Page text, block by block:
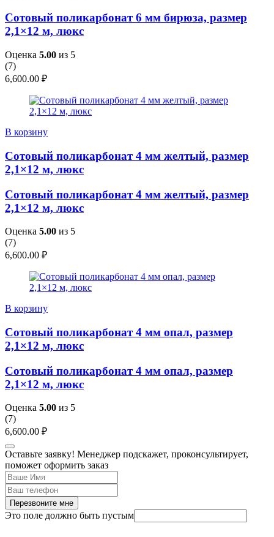
Сотовый поликарбонат 6 мм бирюза, размер
2,1×12 м, люкс
Оценка 5.00 из 5
(7)
6,600.00 ₽
В корзину
Сотовый поликарбонат 4 мм желтый, размер
2,1×12 м, люкс
Сотовый поликарбонат 4 мм желтый, размер
2,1×12 м, люкс
Оценка 5.00 из 5
(7)
6,600.00 ₽
В корзину
Сотовый поликарбонат 4 мм опал, размер
2,1×12 м, люкс
Сотовый поликарбонат 4 мм опал, размер
2,1×12 м, люкс
Оценка 5.00 из 5
(7)
6,600.00 ₽
Оставьте заявку! Менеджер подскажет, проконсультирует,
поможет оформить заказ
Перезвоните мне
Это поле должно быть пустым